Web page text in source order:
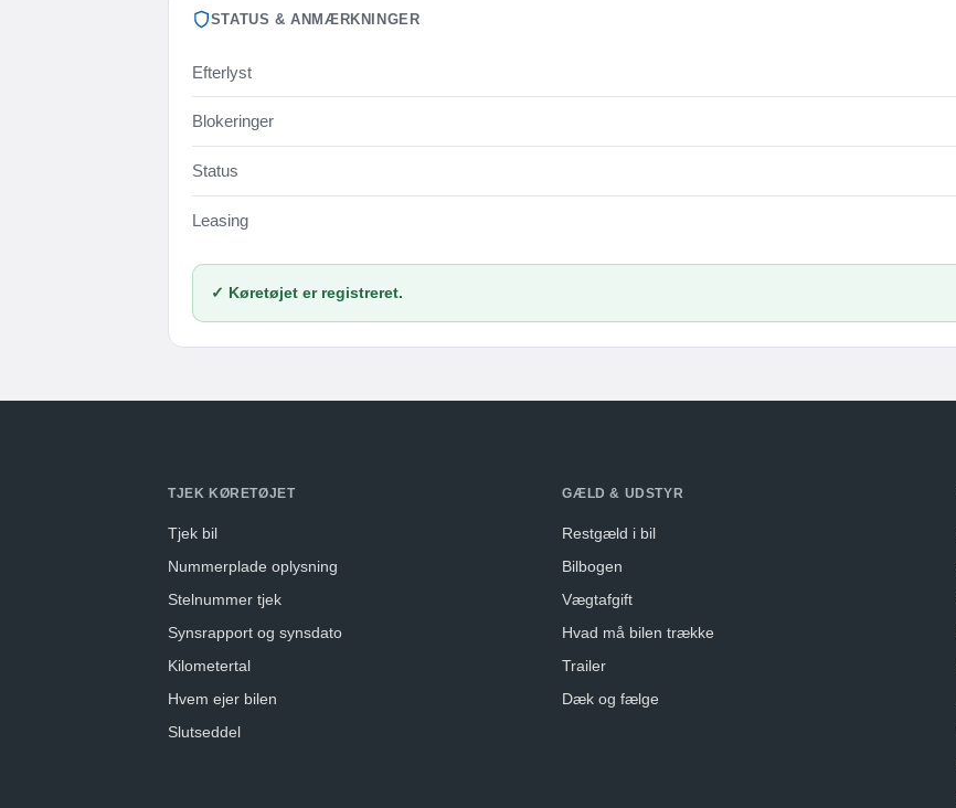
STATUS & ANMÆRKNINGER
Efterlyst
Blokeringer
Status
Leasing
✓ Køretøjet er registreret.
TJEK KØRETØJET
Tjek bil
Nummerplade oplysning
Stelnummer tjek
Synsrapport og synsdato
Kilometertal
Hvem ejer bilen
Slutseddel
GÆLD & UDSTYR
Restgæld i bil
Bilbogen
Vægtafgift
Hvad må bilen trække
Trailer
Dæk og fælge